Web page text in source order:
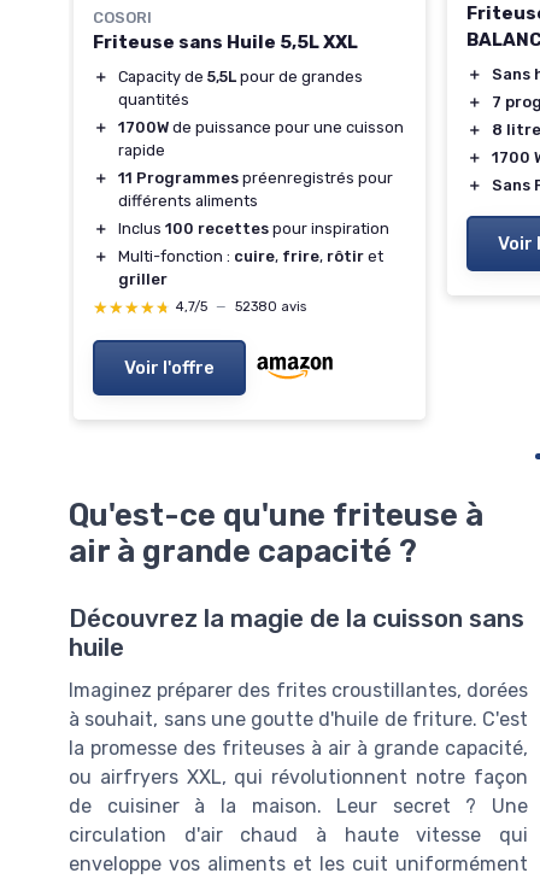
COSORI
Friteuse sans Huile 5,5L XXL
＋ Capacity de 5,5L pour de grandes
quantités
＋
1700W de puissance pour une cuisson
rapide
＋
11 Programmes préenregistrés pour
différents aliments
＋
Inclus 100 recettes pour inspiration
＋
Multi-fonction : cuire, frire, rôtir et
griller
★★★★★
★★★★★ 4,7/5 — 52380 avis
Voir l'offre
＋
Sans
＋
7
＋
8
＋
1700
＋
Sans
Voir
Qu'est-ce qu'une friteuse à
air à grande capacité ?
Découvrez la magie de la cuisson sans
huile
Imaginez préparer des frites croustillantes, dorées
à souhait, sans une goutte d'huile de friture. C'est
la promesse des friteuses à air à grande capacité,
ou airfryers XXL, qui révolutionnent notre façon
de cuisiner à la maison. Leur secret ? Une
circulation d'air chaud à haute vitesse qui
enveloppe vos aliments et les cuit uniformément